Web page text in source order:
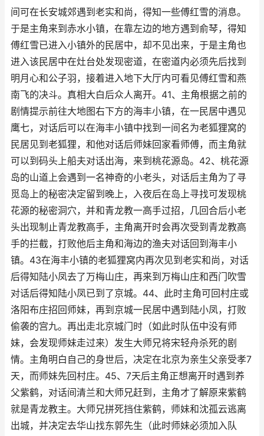
间可在长安城郊遇到老实和尚，得知一些傅红雪的消息。
于是主角来到赤水小镇，在靠左边的地方遇到俞琴，得知
傅红雪已进入小镇外的民居中，却不见出来，于是主角也
进入该民居中在灶台处发现密道，在密道内必须先后找到
明月心和公子羽，接着进入地下大厅内可看见傅红雪和燕
南飞的决斗。真相大白后众人离开。41、主角根据之前的
剧情提示前往大地图右下方的海丰小镇，在一民居中遇见
鹰七，对话后可以在海丰小镇中找到一间名为老狐狸窝的
民居见到老狐狸，和他对话后师妹回家看师傅，而主角就
可以到码头上船夫对话出海，来到桃花源岛。42、桃花源
岛的山道上会遇到一名神奇的小老头，对话后主角为了寻
觅岛上的秘密决定留到晚上，入夜后在岛上寻找可发现桃
花源的秘密洞穴，并和青龙教一高手过招，几回合后小老
头出现制止青龙教高手，主角离开时会再次受到青龙教高
手的拦截，打败他后主角和海边的渔夫对话回到海丰小
镇。43在海丰小镇的老狐狸窝内再次见到老实和尚，对话
后得知陆小凤去了万梅山庄，再来到万梅山庄和西门吹雪
对话后得知陆小凤已到了京城。44、此时主角可回村庄或
洛阳布庄招回师妹，再到京城一民居中遇到陆小凤，打败
偷袭的宫九。再出走北京城门时（如此时队伍中没有师
妹，会发现师妹走过来）发生大师兄将宋轻舟杀死的剧
情。主角明白自己的身世后，决定在北京为亲生父亲受孝7
天，而师妹先回村庄。45、7天后主角正想离开时遇到养
父紫鹤，对话间清兰和大师兄赶到，主角才了解原来紫鹤
就是青龙教主。大师兄拼死挡住紫鹤，师妹和沈孤云逃离
出城，并决定去华山找东郭先生（此时师妹必须加入队